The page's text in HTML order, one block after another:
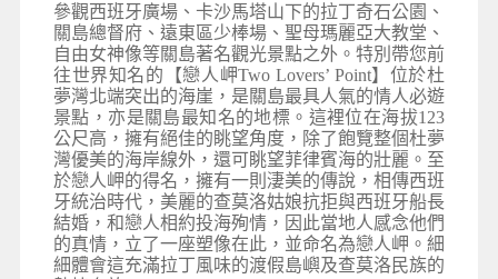
參觀西班牙廣場、卡沙馬塔山下的拉丁奇石公園、
關島總督府、遠東區少棒場、聖母瑪麗亞大教堂、
自由女神像等關島著名觀光景點之外。特別帶您前
往世界知名的【戀人岬Two Lovers’ Point】位於杜
夢灣北端突出的海崖，是關島最具人氣的情人必遊
景點，亦是關島最知名的地標。這裡位在海拔123
公尺高，擁有絕佳的眺望角度，除了飽覽整個杜夢
灣優美的海岸線外，還可眺望菲律賓海的壯麗。至
於戀人岬的得名，擁有一則淒美的傳說，相傳西班
牙統治時代，美麗的查莫洛姑娘抗拒與西班牙船長
結婚，和戀人相約投海殉情，因此當地人感念他們
的真情，立了一座塑像在此，並命名為戀人岬。細
細體會這充滿拉丁風味的渡假島嶼及查莫洛民族的